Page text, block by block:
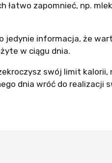
łatwo zapomnieć, np.
jedynie informacja, że
w ciągu dnia.
swój limit
dnia wróć do realizacji